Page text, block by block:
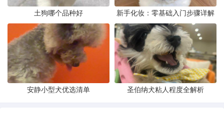
土狗哪个品种好 新手化妆：零基础入门步骤详解
安静小型犬优选清单 圣伯纳犬粘人程度全解析